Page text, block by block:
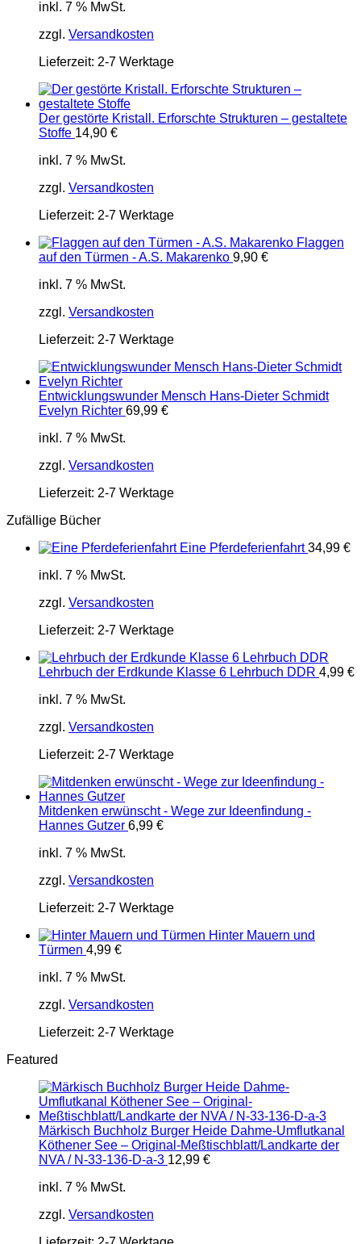
inkl. 7 % MwSt.
zzgl. Versandkosten
Lieferzeit: 2-7 Werktage
Der gestörte Kristall. Erforschte Strukturen – gestaltete
Stoffe 14,90 €
inkl. 7 % MwSt.
zzgl. Versandkosten
Lieferzeit: 2-7 Werktage
Flaggen
auf den Türmen - A.S. Makarenko 9,90 €
inkl. 7 % MwSt.
zzgl. Versandkosten
Lieferzeit: 2-7 Werktage
Entwicklungswunder Mensch Hans-Dieter Schmidt
Evelyn Richter 69,99 €
inkl. 7 % MwSt.
zzgl. Versandkosten
Lieferzeit: 2-7 Werktage
Zufällige Bücher
Eine Pferdeferienfahrt 34,99 €
inkl. 7 % MwSt.
zzgl. Versandkosten
Lieferzeit: 2-7 Werktage
Lehrbuch der Erdkunde Klasse 6 Lehrbuch DDR 4,99 €
inkl. 7 % MwSt.
zzgl. Versandkosten
Lieferzeit: 2-7 Werktage
Mitdenken erwünscht - Wege zur Ideenfindung -
Hannes Gutzer 6,99 €
inkl. 7 % MwSt.
zzgl. Versandkosten
Lieferzeit: 2-7 Werktage
Hinter Mauern und
Türmen 4,99 €
inkl. 7 % MwSt.
zzgl. Versandkosten
Lieferzeit: 2-7 Werktage
Featured
Märkisch Buchholz Burger Heide Dahme-Umflutkanal
Köthener See – Original-Meßtischblatt/Landkarte der
NVA / N-33-136-D-a-3 12,99 €
inkl. 7 % MwSt.
zzgl. Versandkosten